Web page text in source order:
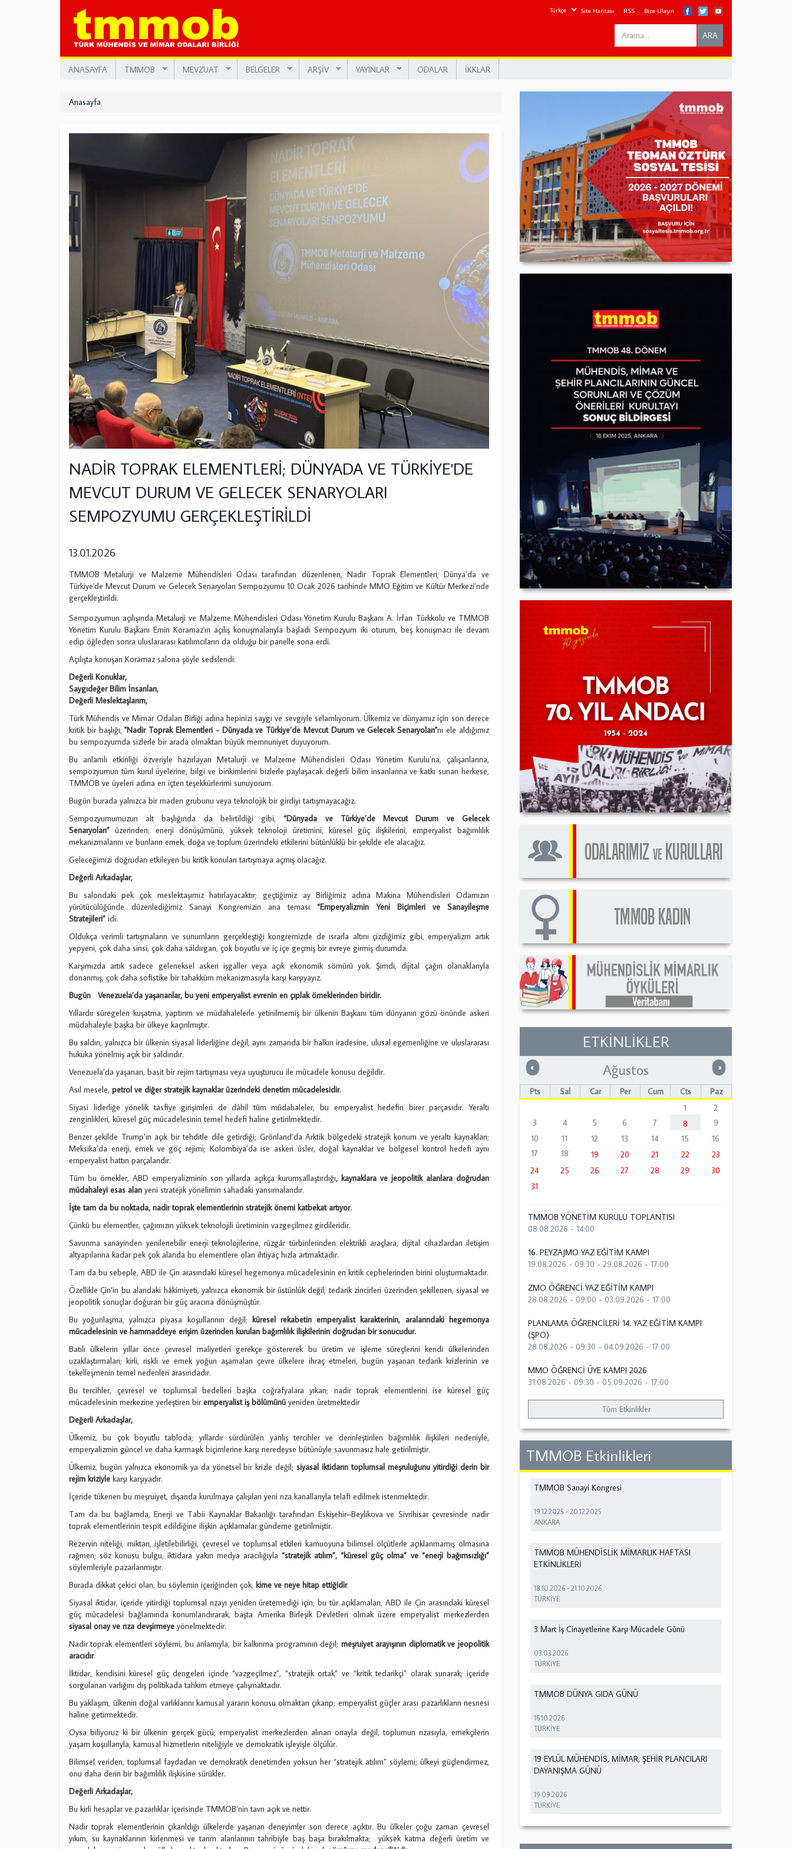
Site Haritası RSS Bize Ulaşın
Search
this
ARA
ANASAYFA TMMOB MEVZUAT BELGELER ARŞİV YAYINLAR ODALAR İKKLAR
Anasayfa
NADİR TOPRAK ELEMENTLERİ; DÜNYADA VE TÜRKİYE'DE
MEVCUT DURUM VE GELECEK SENARYOLARI
SEMPOZYUMU GERÇEKLEŞTİRİLDİ
13.01.2026
TMMOB Metalurji ve Malzeme Mühendisleri Odası tarafından düzenlenen, Nadir Toprak Elementleri; Dünya’da ve
Türkiye'de Mevcut Durum ve Gelecek Senaryoları Sempozyumu 10 Ocak 2026 tarihinde MMO Eğitim ve Kültür Merkezi’nde
gerçekleştirildi.
Sempozyumun açılışında Metalurji ve Malzeme Mühendisleri Odası Yönetim Kurulu Başkanı A. İrfan Türkkolu ve TMMOB
Yönetim Kurulu Başkanı Emin Koramaz'ın açılış konuşmalarıyla başladı Sempozyum iki oturum, beş konuşmacı ile devam
edip öğleden sonra uluslararası katılımcıların da olduğu bir panelle sona erdi.
Açılışta konuşan Koramaz salona şöyle sedslendi:
Değerli Konuklar,
Saygıdeğer Bilim İnsanları,
Değerli Meslektaşlarım,
Türk Mühendis ve Mimar Odaları Birliği adına hepinizi saygı ve sevgiyle selamlıyorum. Ülkemiz ve dünyamız için son derece
kritik bir başlığı,"Nadir Toprak Elementleri - Dünyada ve Türkiye’de Mevcut Durum ve Gelecek Senaryoları"nı ele aldığımız
bu sempozyumda sizlerle bir arada olmaktan büyük memnuniyet duyuyorum.
Bu anlamlı etkinliği özveriyle hazırlayan Metalurji ve Malzeme Mühendisleri Odası Yönetim Kurulu’na, çalışanlarına,
sempozyumun tüm kurul üyelerine, bilgi ve birikimlerini bizlerle paylaşacak değerli bilim insanlarına ve katkı sunan herkese,
TMMOB ve üyeleri adına en içten teşekkürlerimi sunuyorum.
Bugün burada yalnızca bir maden grubunu veya teknolojik bir girdiyi tartışmayacağız.
Sempozyumumuzun alt başlığında da belirtildiği gibi,“Dünyada ve Türkiye’de Mevcut Durum ve Gelecek
Senaryoları” üzerinden; enerji dönüşümünü, yüksek teknoloji üretimini, küresel güç ilişkilerini, emperyalist bağımlılık
mekanizmalarını ve bunların emek, doğa ve toplum üzerindeki etkilerini bütünlüklü bir şekilde ele alacağız.
Geleceğimizi doğrudan etkileyen bu kritik konuları tartışmaya açmış olacağız.
Değerli Arkadaşlar,
Bu salondaki pek çok meslektaşımız hatırlayacaktır; geçtiğimiz ay Birliğimiz adına Makina Mühendisleri Odamızın
yürütücülüğünde düzenlediğimiz Sanayi Kongremizin ana teması“Emperyalizmin Yeni Biçimleri ve Sanayileşme
Stratejileri” idi.
Oldukça verimli tartışmaların ve sunumların gerçekleştiği kongremizde de ısrarla altını çizdiğimiz gibi, emperyalizm artık
yepyeni, çok daha sinsi, çok daha saldırgan, çok boyutlu ve iç içe geçmiş bir evreye girmiş durumda.
Karşımızda artık sadece geleneksel askeri işgaller veya açık ekonomik sömürü yok. Şimdi, dijital çağın olanaklarıyla
donanmış, çok daha sofistike bir tahakküm mekanizmasıyla karşı karşıyayız.
Bugün Venezuela’da yaşananlar, bu yeni emperyalist evrenin en çıplak örneklerinden biridir.
Yıllardır süregelen kuşatma, yaptırım ve müdahalelerle yetinilmemiş bir ülkenin Başkanı tüm dünyanın gözü önünde askeri
müdahaleyle başka bir ülkeye kaçırılmıştır.
Bu saldırı, yalnızca bir ülkenin siyasal liderliğine değil, aynı zamanda bir halkın iradesine, ulusal egemenliğine ve uluslararası
hukuka yönelmiş açık bir saldırıdır.
Venezuela’da yaşanan, basit bir rejim tartışması veya uyuşturucu ile mücadele konusu değildir.
Asıl mesele, petrol ve diğer stratejik kaynaklar üzerindeki denetim mücadelesidir.
Siyasi liderliğe yönelik tasfiye girişimleri de dâhil tüm müdahaleler, bu emperyalist hedefin birer parçasıdır. Yeraltı
zenginlikleri, küresel güç mücadelesinin temel hedefi haline getirilmektedir.
Benzer şekilde Trump’ın açık bir tehditle dile getirdiği; Grönland’da Arktik bölgedeki stratejik konum ve yeraltı kaynakları;
Meksika’da enerji, emek ve göç rejimi; Kolombiya’da ise askeri üsler, doğal kaynaklar ve bölgesel kontrol hedefi aynı
emperyalist hattın parçalarıdır.
Tüm bu örnekler, ABD emperyalizminin son yıllarda açıkça kurumsallaştırdığı, kaynaklara ve jeopolitik alanlara doğrudan
müdahaleyi esas alan yeni stratejik yönelimin sahadaki yansımalarıdır.
İşte tam da bu noktada, nadir toprak elementlerinin stratejik önemi katbekat artıyor.
Çünkü bu elementler, çağımızın yüksek teknolojili üretiminin vazgeçilmez girdileridir.
Savunma sanayinden yenilenebilir enerji teknolojilerine, rüzgâr türbinlerinden elektrikli araçlara, dijital cihazlardan iletişim
altyapılarına kadar pek çok alanda bu elementlere olan ihtiyaç hızla artmaktadır.
Tam da bu sebeple, ABD ile Çin arasındaki küresel hegemonya mücadelesinin en kritik cephelerinden birini oluşturmaktadır.
Özellikle Çin’in bu alandaki hâkimiyeti, yalnızca ekonomik bir üstünlük değil; tedarik zincirleri üzerinden şekillenen, siyasal ve
jeopolitik sonuçlar doğuran bir güç aracına dönüşmüştür.
Bu yoğunlaşma, yalnızca piyasa koşullarının değil; küresel rekabetin emperyalist karakterinin, aralarındaki hegemonya
mücadelesinin ve hammaddeye erişim üzerinden kurulan bağımlılık ilişkilerinin doğrudan bir sonucudur.
Batılı ülkelerin yıllar önce çevresel maliyetleri gerekçe göstererek bu üretim ve işleme süreçlerini kendi ülkelerinden
uzaklaştırmaları; kirli, riskli ve emek yoğun aşamaları çevre ülkelere ihraç etmeleri, bugün yaşanan tedarik krizlerinin ve
tekelleşmenin temel nedenleri arasındadır.
Bu tercihler, çevresel ve toplumsal bedelleri başka coğrafyalara yıkan; nadir toprak elementlerini ise küresel güç
mücadelesinin merkezine yerleştiren biremperyalist iş bölümünü yeniden üretmektedir
Değerli Arkadaşlar,
Ülkemiz, bu çok boyutlu tabloda; yıllardır sürdürülen yanlış tercihler ve derinleştirilen bağımlılık ilişkileri nedeniyle,
emperyalizmin güncel ve daha karmaşık biçimlerine karşı neredeyse bütünüyle savunmasız hale getirilmiştir.
Ülkemiz, bugün yalnızca ekonomik ya da yönetsel bir krizle değil;siyasal iktidarın toplumsal meşruluğunu yitirdiği derin bir
rejim kriziyle karşı karşıyadır.
İçeride tükenen bu meşruiyet, dışarıda kurulmaya çalışılan yeni rıza kanallarıyla telafi edilmek istenmektedir.
Tam da bu bağlamda, Enerji ve Tabii Kaynaklar Bakanlığı tarafından Eskişehir–Beylikova ve Sivrihisar çevresinde nadir
toprak elementlerinin tespit edildiğine ilişkin açıklamalar gündeme getirilmiştir.
Rezervin niteliği, miktarı, işletilebilirliği, çevresel ve toplumsal etkileri kamuoyuna bilimsel ölçütlerle açıklanmamış olmasına
rağmen; söz konusu bulgu, iktidara yakın medya aracılığıyla “stratejik atılım”, “küresel güç olma” ve “enerji bağımsızlığı”
söylemleriyle pazarlanmıştır.
Burada dikkat çekici olan, bu söylemin içeriğinden çok, kime ve neye hitap ettiğidir.
Siyasal iktidar, içeride yitirdiği toplumsal rızayı yeniden üretemediği için; bu tür açıklamaları, ABD ile Çin arasındaki küresel
güç mücadelesi bağlamında konumlandırarak, başta Amerika Birleşik Devletleri olmak üzere emperyalist merkezlerden
siyasal onay ve rıza devşirmeye yönelmektedir.
Nadir toprak elementleri söylemi, bu anlamıyla, bir kalkınma programının değil; meşruiyet arayışının diplomatik ve jeopolitik
aracıdır.
İktidar, kendisini küresel güç dengeleri içinde “vazgeçilmez”, “stratejik ortak” ve “kritik tedarikçi” olarak sunarak; içeride
sorgulanan varlığını dış politikada tahkim etmeye çalışmaktadır.
Bu yaklaşım, ülkenin doğal varlıklarını kamusal yararın konusu olmaktan çıkarıp; emperyalist güçler arası pazarlıkların nesnesi
haline getirmektedir.
Oysa biliyoruz ki bir ülkenin gerçek gücü; emperyalist merkezlerden alınan onayla değil, toplumun rızasıyla, emekçilerin
yaşam koşullarıyla, kamusal hizmetlerin niteliğiyle ve demokratik işleyişle ölçülür.
Bilimsel veriden, toplumsal faydadan ve demokratik denetimden yoksun her “stratejik atılım” söylemi; ülkeyi güçlendirmez,
onu daha derin bir bağımlılık ilişkisine sürükler.
Değerli Arkadaşlar,
Bu kirli hesaplar ve pazarlıklar içerisinde TMMOB’nin tavrı açık ve nettir.
Nadir toprak elementlerinin çıkarıldığı ülkelerde yaşanan deneyimler son derece açıktır. Bu ülkeler çoğu zaman çevresel
yıkım, su kaynaklarının kirlenmesi ve tarım alanlarının tahribiyle baş başa bırakılmakta; yüksek katma değerli üretim ve
ETKİNLİKLER
« Önceki »Sonraki
Ağustos
Pts Sal Çar Per Cum Cts
Paz
1
2
3
4 5 6 7 8
9
10
11 12 13 14 15
16
17
18 19 20 21 22
23
24
25 26 27 28 29
30
31
TMMOB YÖNETİM KURULU TOPLANTISI
08.08.2026 - 14:00
16. PEYZAJMO YAZ EĞİTİM KAMPI
19.08.2026 - 09:30 -29.08.2026 - 17:00
ZMO ÖĞRENCİ YAZ EĞİTİM KAMPI
28.08.2026 - 09:00 -03.09.2026 - 17:00
PLANLAMA ÖĞRENCİLERİ 14. YAZ EĞİTİM KAMPI
(ŞPO)
28.08.2026 - 09:30 -04.09.2026 - 17:00
MMO ÖĞRENCİ ÜYE KAMPI 2026
31.08.2026 - 09:30 -05.09.2026 - 17:00
Tüm Etkinlikler
TMMOB Etkinlikleri
TMMOB Sanayi Kongresi
19.12.2025 -20.12.2025
ANKARA
TMMOB MÜHENDİSLİK MİMARLIK HAFTASI
ETKİNLİKLERİ
18.10.2026 -21.10.2026
TÜRKİYE
3 Mart İş Cinayetlerine Karşı Mücadele Günü
03.03.2026
TÜRKİYE
TMMOB DÜNYA GIDA GÜNÜ
16.10.2026
TÜRKİYE
19 EYLÜL MÜHENDİS, MİMAR, ŞEHİR PLANCILARI
DAYANIŞMA GÜNÜ
19.09.2026
TÜRKİYE